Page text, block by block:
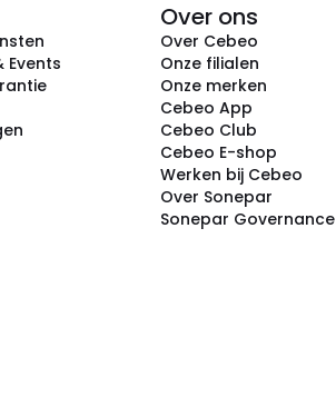
Events
Over ons
Over Cebeo
Onze filialen
Onze merken
Cebeo App
Cebeo Club
Cebeo E-shop
Werken bij Cebeo
Over Sonepar
Sonepar Governance